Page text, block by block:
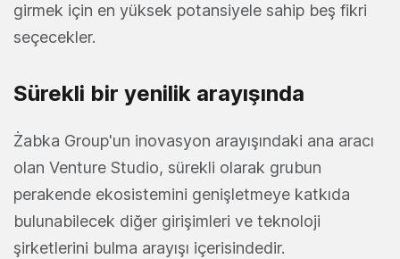
girmek için en yüksek potansiyele sahip beş fikri
seçecekler.
Sürekli bir yenilik arayışında
Żabka Group'un inovasyon arayışındaki ana aracı
olan Venture Studio, sürekli olarak grubun
perakende ekosistemini genişletmeye katkıda
bulunabilecek diğer girişimleri ve teknoloji
şirketlerini bulma arayışı içerisindedir.